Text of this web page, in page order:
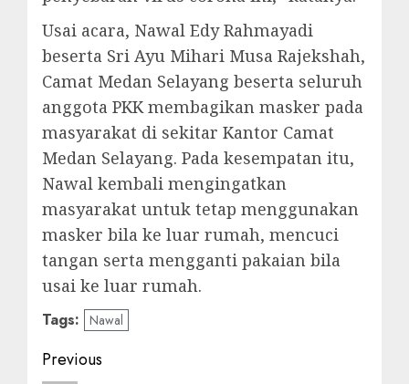
Usai acara, Nawal Edy Rahmayadi
beserta Sri Ayu Mihari Musa Rajekshah,
Camat Medan Selayang beserta seluruh
anggota PKK membagikan masker pada
masyarakat di sekitar Kantor Camat
Medan Selayang. Pada kesempatan itu,
Nawal kembali mengingatkan
masyarakat untuk tetap menggunakan
masker bila ke luar rumah, mencuci
tangan serta mengganti pakaian bila
usai ke luar rumah.
Tags: Nawal
Post
Previous